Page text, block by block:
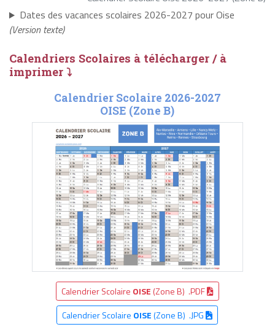
Dates des vacances scolaires 2026-2027 pour Oise
(Version texte)
Calendriers Scolaires à télécharger / à
imprimer ⤵
Calendrier Scolaire 2026-2027
OISE (Zone B)
Calendrier Scolaire OISE (Zone B) .PDF
Calendrier Scolaire OISE(Zone B) .JPG